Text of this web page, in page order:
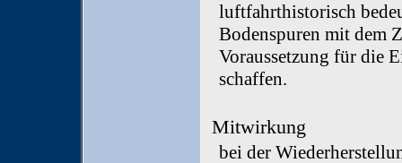
luftfahrthistorisch
Bodenspuren mit dem
Voraussetzung für die
schaffen.
Mitwirkung
bei der